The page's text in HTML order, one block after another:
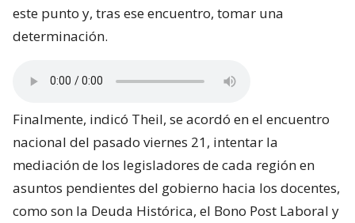
este punto y, tras ese encuentro, tomar una
determinación.
Finalmente, indicó Theil, se acordó en el encuentro
nacional del pasado viernes 21, intentar la
mediación de los legisladores de cada región en
asuntos pendientes del gobierno hacia los docentes,
como son la Deuda Histórica, el Bono Post Laboral y